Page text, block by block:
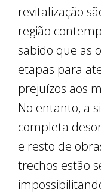
revitalização
região
sabido que as
etapas para
prejuízos aos
No entanto, a
completa
e resto de
trechos estão